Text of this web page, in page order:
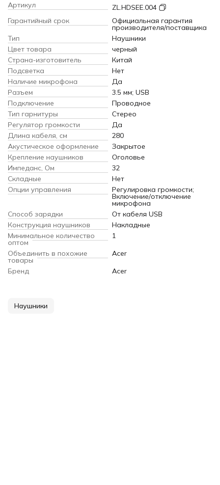
Артикул
ZL.HDSEE.004
Гарантийный срок
Официальная гарантия
производителя/поставщика
Тип
Наушники
Цвет товара
черный
Страна-изготовитель
Китай
Подсветка
Нет
Наличие микрофона
Да
Разъем
3.5 мм; USB
Подключение
Проводное
Тип гарнитуры
Стерео
Регулятор громкости
Да
Длина кабеля, см
280
Акустическое оформление
Закрытое
Крепление наушников
Оголовье
Импеданс, Ом
32
Складные
Нет
Опции управления
Регулировка громкости;
Включение/отключение
микрофона
Способ зарядки
От кабеля USB
Конструкция наушников
Накладные
Минимальное количество
оптом
1
Объединить в похожие
товары
Acer
Бренд
Acer
Наушники